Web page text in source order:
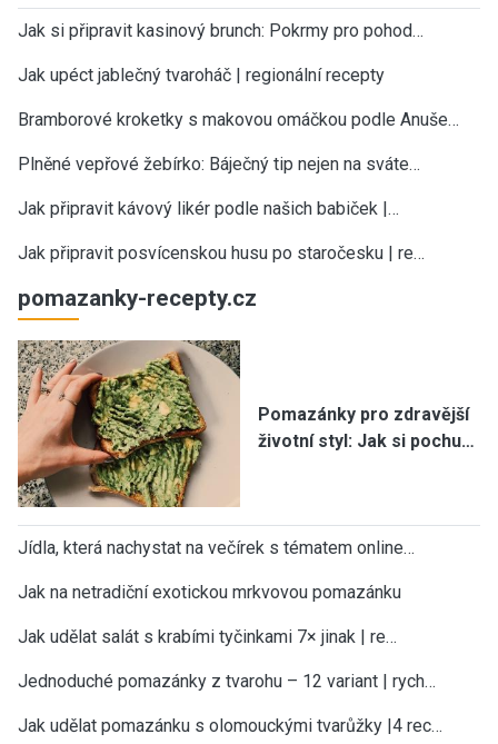
Jak si připravit kasinový brunch: Pokrmy pro pohod…
Jak upéct jablečný tvaroháč | regionální recepty
Bramborové kroketky s makovou omáčkou podle Anuše…
Plněné vepřové žebírko: Báječný tip nejen na sváte…
Jak připravit kávový likér podle našich babiček |…
Jak připravit posvícenskou husu po staročesku | re…
pomazanky-recepty.cz
Pomazánky pro zdravější
životní styl: Jak si pochu…
Jídla, která nachystat na večírek s tématem online…
Jak na netradiční exotickou mrkvovou pomazánku
Jak udělat salát s krabími tyčinkami 7× jinak | re…
Jednoduché pomazánky z tvarohu – 12 variant | rych…
Jak udělat pomazánku s olomouckými tvarůžky |4 rec…